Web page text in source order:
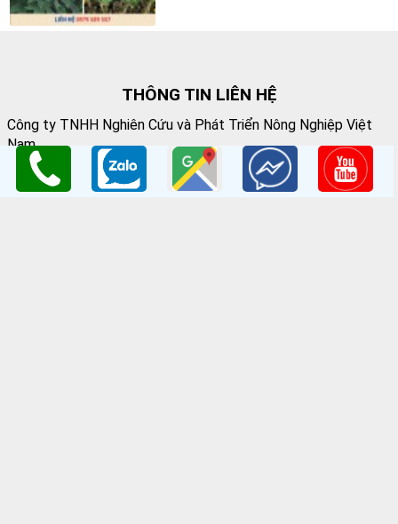
THÔNG TIN LIÊN HỆ
Công ty TNHH Nghiên Cứu và Phát Triển Nông Nghiệp Việt
Nam
GPKD:Số GCNĐKDN: 0108045662
Cơ sở 1: Vườn Ươm Nông Nghiệp Việt